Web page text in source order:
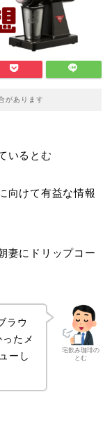
があります
いるとむ
向けて有益な情報
妻にドリップコー
宅飲み珈琲の
とむ
ラウ
たメ
ーし